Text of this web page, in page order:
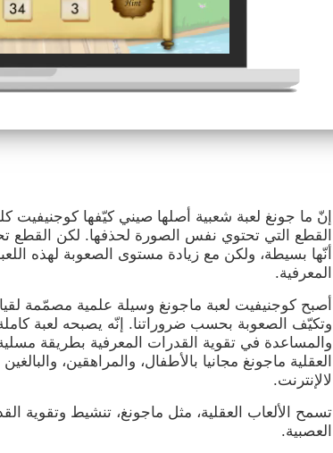
إنّ ما جونغ لعبة شعبية أصلها صيني كيّفها كوجنيفيت
القطع التي تحتوي نفس الصورة لحذفها. لكن القطع
أنّها بسيطة، ولكن مع زيادة مستوى الصعوبة لهذه
المعرفية.
أصبح كوجنيفيت لعبة ماجونغ وسيلة علمية مصمّمة
وتكيّف الصعوبة بحسب ضروراتنا. إنّه يصبحه لعبة
والمساعدة في تقوية القدرات المعرفية بطريقة مسلية
العقلية ماجونغ مجانيا بالأطفال، والمراهقين،
لالإنترنت.
تسمح الألعاب العقلية، مثل ماجونغ، تنشيط وتقوية
العصبية.